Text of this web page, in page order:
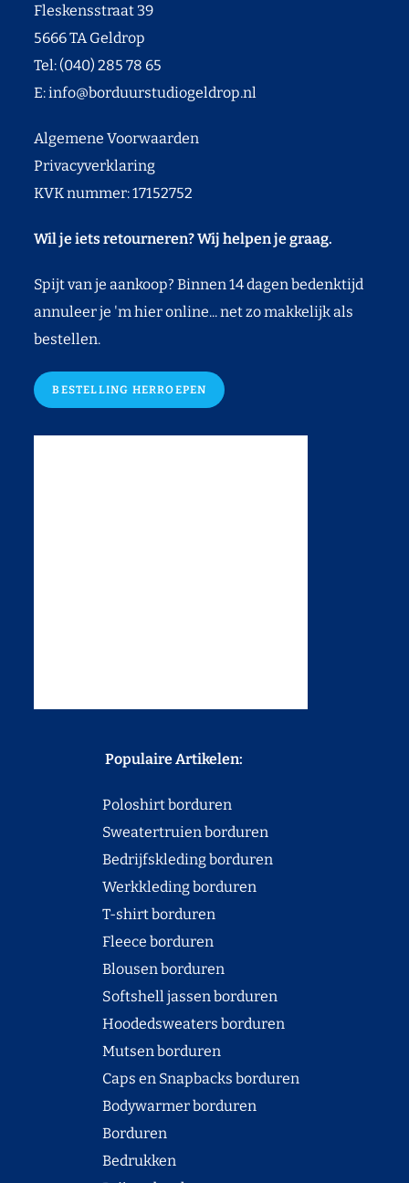
Fleskensstraat 39
5666 TA Geldrop
Tel: (040) 285 78 65
E:info@borduurstudiogeldrop.nl
Algemene Voorwaarden
Privacyverklaring
KVK nummer: 17152752
Wil je iets retourneren? Wij helpen je graag.
Spijt van je aankoop? Binnen 14 dagen bedenktijd
annuleer je 'm hier online... net zo makkelijk als
bestellen.
BESTELLING HERROEPEN
Populaire Artikelen:
Poloshirt borduren
Sweatertruien borduren
Bedrijfskleding borduren
Werkkleding borduren
T-shirt borduren
Fleece borduren
Blousen borduren
Softshell jassen borduren
Hoodedsweaters borduren
Mutsen borduren
Caps en Snapbacks borduren
Bodywarmer borduren
Borduren
Bedrukken